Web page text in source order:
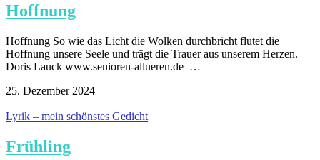
Hoffnung
Hoffnung So wie das Licht die Wolken durchbricht flutet die
Hoffnung unsere Seele und trägt die Trauer aus unserem Herzen.
Doris Lauck www.senioren-allueren.de …
25. Dezember 2024
Lyrik – mein schönstes Gedicht
Frühling